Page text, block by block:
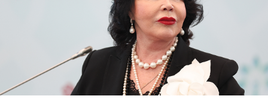
День малины со сливками отмечается в США в
честь вкусового сочетания этой ягоды со сливками.
В этот праздник люди едят не только малину со
сливками, но и другие десерты на основе этих
двух ингредиентов. Их можно купить в магазине
или сделать самостоятельно вместе со своими
родными и близкими.
— Кабачки нужно натереть длинными слайсами
(это можно сделать на специальной терке),
похожими на спагетти, и уложить в противень.
Дальше нужно добавить немного растительного
масла, соль, а сверху бросить хаотично
порезанную брынзу. Затем добавляются помидоры
черри или грунтовые, — рассказал шеф-повар.